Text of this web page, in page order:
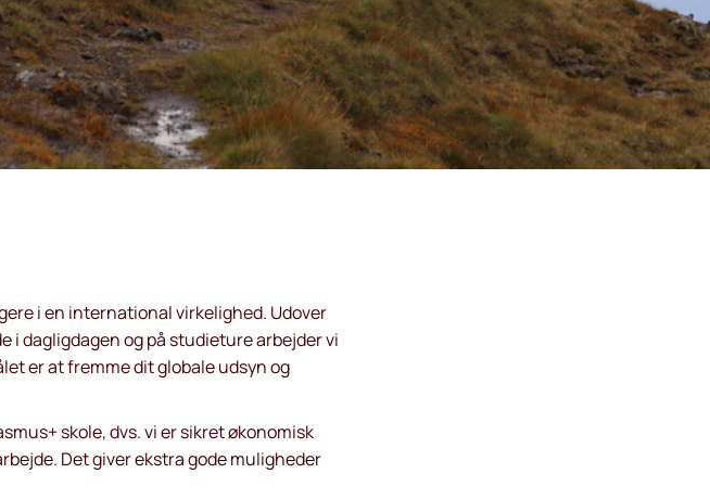
i en international virkelighed. Udover
i dagligdagen og på studieture arbejder vi
er at fremme dit globale udsyn og
skole, dvs. vi er sikret økonomisk
Det giver ekstra gode muligheder